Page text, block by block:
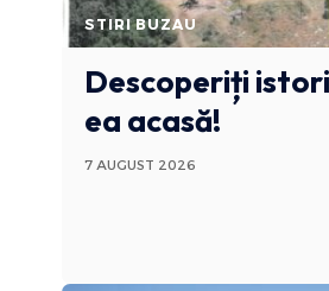
STIRI BUZAU
Descoperiți
ea acasă!
7 AUGUST 2026